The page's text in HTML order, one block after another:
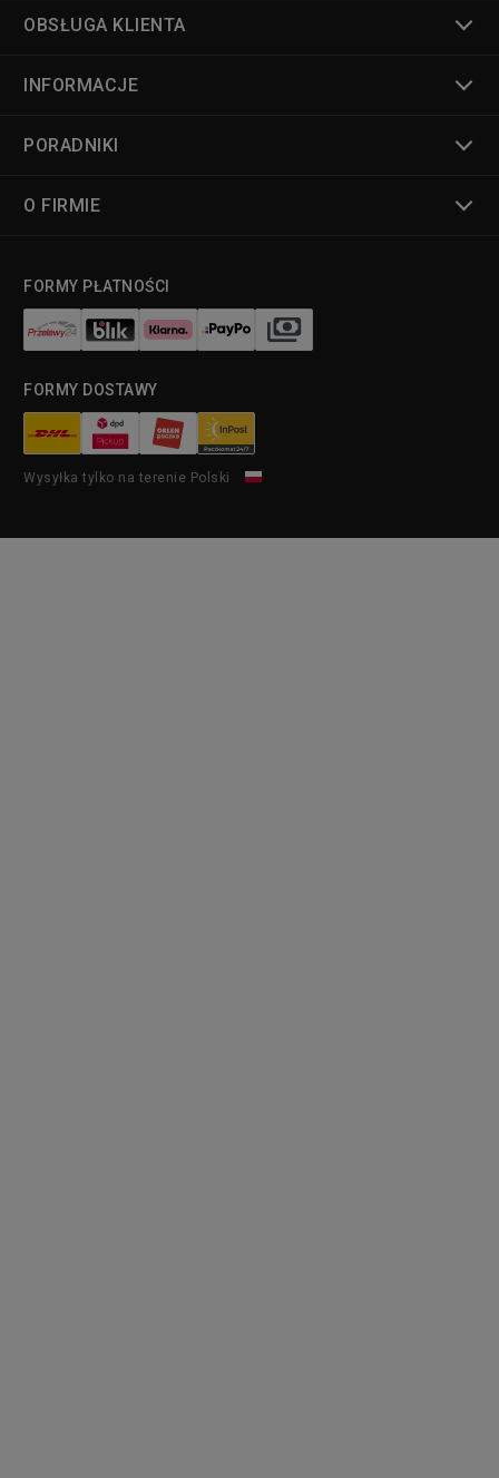
OBSŁUGA KLIENTA
INFORMACJE
PORADNIKI
O FIRMIE
FORMY PŁATNOŚCI
FORMY DOSTAWY
Wysyłka tylko na terenie Polski